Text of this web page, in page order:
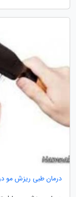
درمان طبی ریزش مو